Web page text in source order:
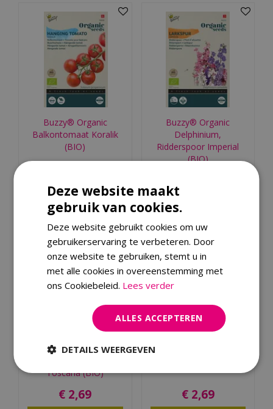
Buzzy® Organic
Balkontomaat Koralik
(BIO)
Bestellen
Buzzy® Organic
Delphinium,
Ridderspoor Imperial
(BIO)
Buzzy® Organic
Toscana (BIO)
€ 2,69
Buzzy® Organic Radijs
€ 2,69
Deze website maakt
gebruik van cookies.
Deze website gebruikt cookies om uw
gebruikerservaring te verbeteren. Door
onze website te gebruiken, stemt u in
met alle cookies in overeenstemming met
ons Cookiebeleid. Lees verder
ALLES ACCEPTEREN
DETAILS WEERGEVEN